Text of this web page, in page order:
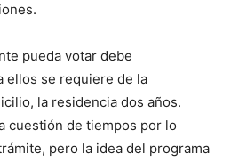
pueda votar debe
ellos se requiere de la
la residencia dos años.
cuestión de tiempos por lo
pero la idea del programa